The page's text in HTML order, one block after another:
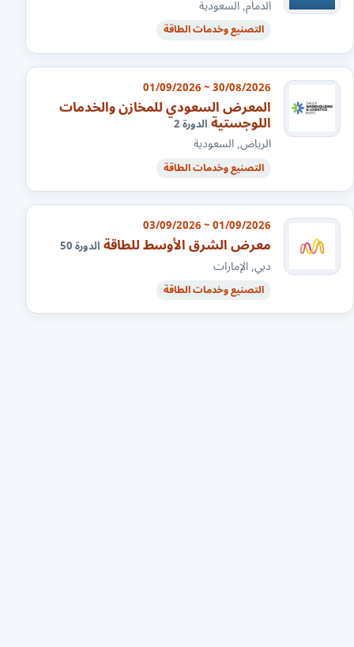
الدمام, السعودية
التصنيع وخدمات الطاقة
30/08/2026 ~ 01/09/2026
المعرض السعودي للمخازن والخدمات
اللوجستيةالدورة 2
الرياض, السعودية
التصنيع وخدمات الطاقة
01/09/2026 ~ 03/09/2026
معرض الشرق الأوسط للطاقةالدورة 50
دبي, الإمارات
التصنيع وخدمات الطاقة